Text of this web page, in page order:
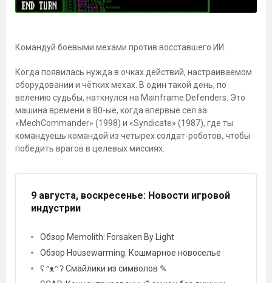
Командуй боевыми мехами против восставшего ИИ.
Когда появилась нужда в очках действий, настраиваемом
оборудовании и чётких мехах. В один такой день, по
велению судьбы, наткнулся на Mainframe Defenders. Это
машина времени в 80-ые, когда впервые сел за
«MechCommander» (1998) и «Syndicate» (1987), где ты
командуешь командой из четырех солдат-роботов, чтобы
победить врагов в целевых миссиях.
9 августа, воскресенье: Новости игровой
индустрии
Обзор Memolith: Forsaken By Light
Обзор Housewarming. Кошмарное новоселье
ʕ ᵔᴥᵔ ʔ Смайлики из символов ✎